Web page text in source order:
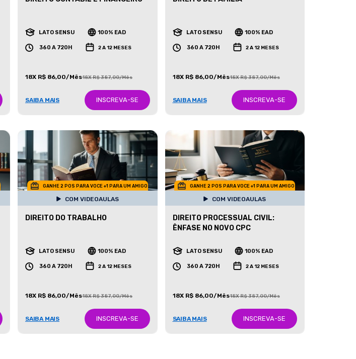
LATO SENSU 100% EAD
360 A 720H 2 A 12 MESES
18X R$ 86,00/Mês18X R$ 387,00/Mês
SAIBA MAIS INSCREVA-SE
LATO SENSU 100% EAD
360 A 720H 2 A 12 MESES
18X R$ 86,00/Mês18X R$ 387,00/Mês
SAIBA MAIS INSCREVA-SE
GANHE 2 POS PARA VOCE +1 PARA UM AMIGO
COM VIDEOAULAS
DIREITO DO TRABALHO
LATO SENSU 100% EAD
360 A 720H 2 A 12 MESES
18X R$ 86,00/Mês18X R$ 387,00/Mês
SAIBA MAIS INSCREVA-SE
GANHE 2 POS PARA VOCE +1 PARA UM AMIGO
COM VIDEOAULAS
DIREITO PROCESSUAL CIVIL:
ÊNFASE NO NOVO CPC
LATO SENSU 100% EAD
360 A 720H 2 A 12 MESES
18X R$ 86,00/Mês18X R$ 387,00/Mês
SAIBA MAIS INSCREVA-SE